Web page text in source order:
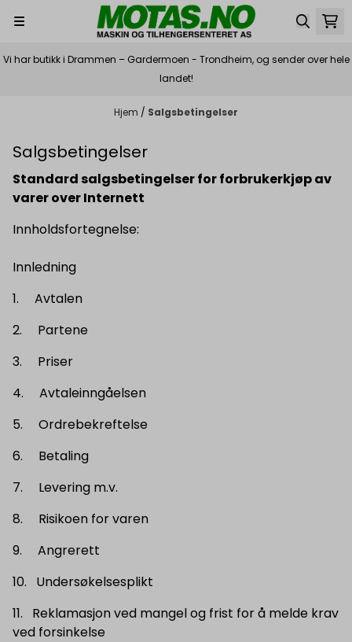
Hopp til innhold
Vi har butikk i Drammen – Gardermoen - Trondheim, og sender over hele
landet!
Hjem / Salgsbetingelser
Salgsbetingelser
Standard salgsbetingelser for forbrukerkjøp av
varer overInternett
Innholdsfortegnelse:
Innledning
1. Avtalen
2. Partene
3. Priser
4. Avtaleinngåelsen
5. Ordrebekreftelse
6. Betaling
7. Levering m.v.
8. Risikoen for varen
9. Angrerett
10. Undersøkelsesplikt
11. Reklamasjon ved mangel og frist for å melde krav
ved forsinkelse